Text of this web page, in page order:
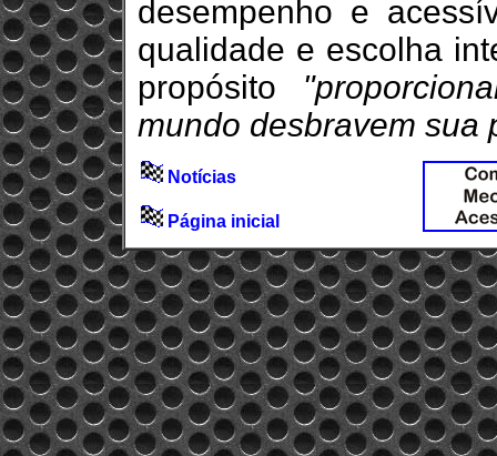
desempenho e
qualidade e escolha
propósito
mundo desbravem sua
Notícias
Página inicial